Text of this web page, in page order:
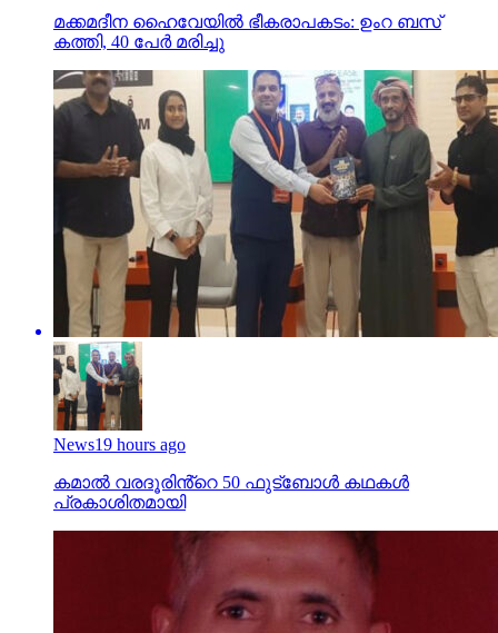
മക്കമദീന ഹൈവേയില്‍ ഭീകരാപകടം: ഉംറ ബസ്
കത്തി, 40 പേര്‍ മരിച്ചു
News19 hours ago
കമാൽ വരദൂരിൻ്റെ 50 ഫുട്ബോൾ കഥകൾ
പ്രകാശിതമായി